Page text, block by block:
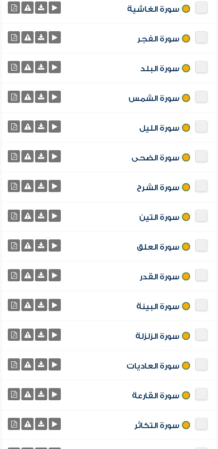
سورة الغاشية
سورة الفجر
سورة البلد
سورة الشمس
سورة الليل
سورة الضحى
سورة الشرح
سورة التين
سورة العلق
سورة القدر
سورة البينة
سورة الزلزلة
سورة العاديات
سورة القارعة
سورة التكاثر